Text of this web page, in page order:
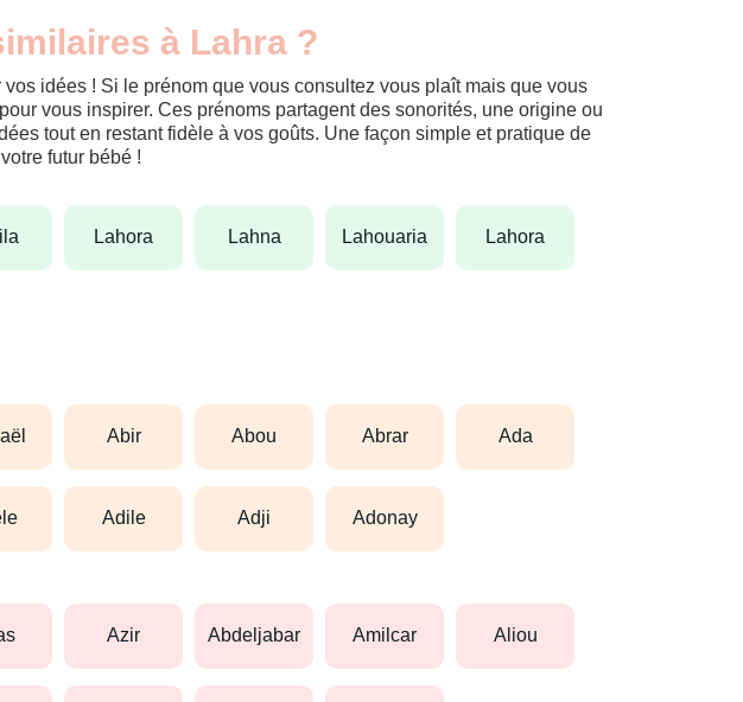
à Lahra ?
idées ! Si le prénom que vous consultez vous plaît mais que vous
vous inspirer. Ces prénoms partagent des sonorités, une origine ou
tout en restant fidèle à vos goûts. Une façon simple et pratique de
futur bébé !
lahora lahna lahouaria lahora
abir abou abrar ada
adile adji adonay
azir abdeljabar amilcar aliou